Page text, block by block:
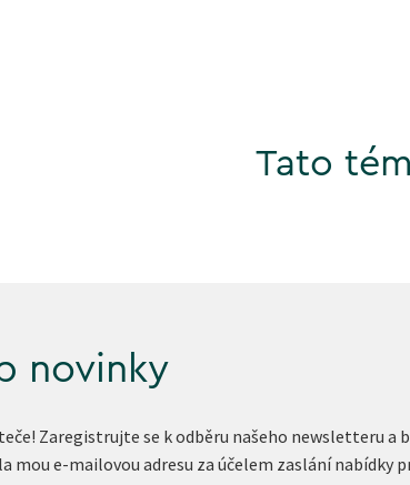
Tato
novinky
Zaregistrujte se k odběru našeho newsletteru a
mou e-mailovou adresu za účelem zaslání nabídky